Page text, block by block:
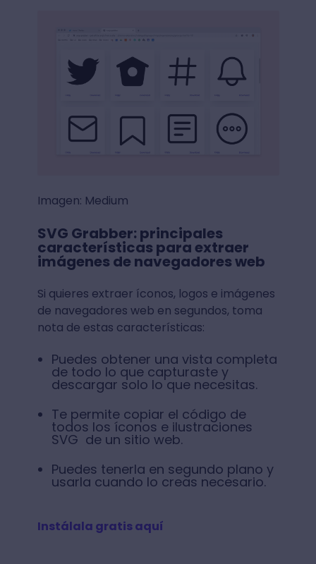
Imagen: Medium
SVG Grabber: principales
características para extraer
imágenes de navegadores web
Si quieres extraer íconos, logos e imágenes
de navegadores web en segundos, toma
nota de estas características:
Puedes obtener una vista completa
de todo lo que capturaste y
descargar solo lo que necesitas.
Te permite copiar el código de
todos los íconos e ilustraciones
SVG de un sitio web.
Puedes tenerla en segundo plano y
usarla cuando lo creas necesario.
Instálala gratis aquí